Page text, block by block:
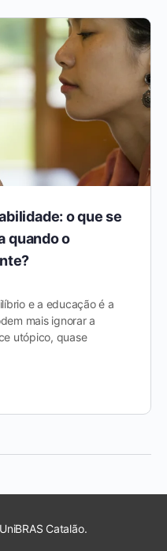
o que se
quando o
e a educação é a
mais ignorar a
utópico, quase
Catalão.